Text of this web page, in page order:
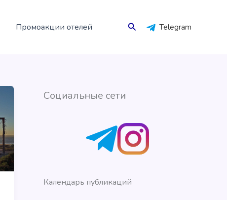
Промоакции отелей Поиск Telegram
Социальные сети
Календарь публикаций